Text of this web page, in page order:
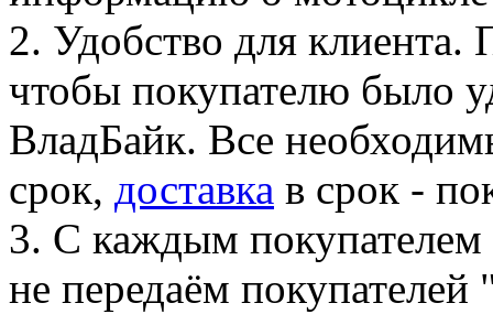
2. Удобство для клиента.
чтобы покупателю было
ВладБайк. Все
срок, доставка в срок -
3. С каждым
не передаём покупателей